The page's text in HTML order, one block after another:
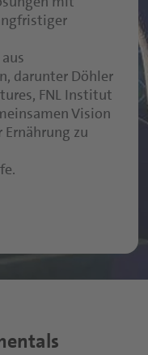
darunter Döhler
FNL Institut
Vision
zu